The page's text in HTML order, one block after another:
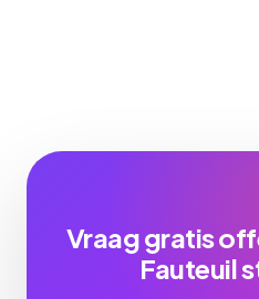
Vraag gratis
Fauteuil